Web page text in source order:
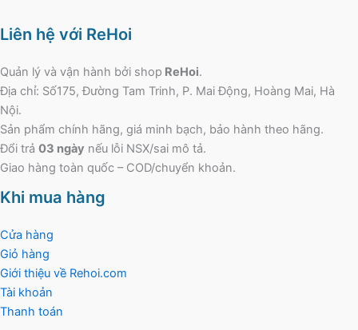
Liên hệ với ReHoi
Quản lý và vận hành bởi shop ReHoi.
Địa chỉ: Số175, Đường Tam Trinh, P. Mai Động, Hoàng Mai, Hà
Nội.
Sản phẩm chính hãng, giá minh bạch, bảo hành theo hãng.
Đổi trả 03 ngày nếu lỗi NSX/sai mô tả.
Giao hàng toàn quốc – COD/chuyển khoản.
Khi mua hàng
Cửa hàng
Giỏ hàng
Giới thiệu về Rehoi.com
Tài khoản
Thanh toán